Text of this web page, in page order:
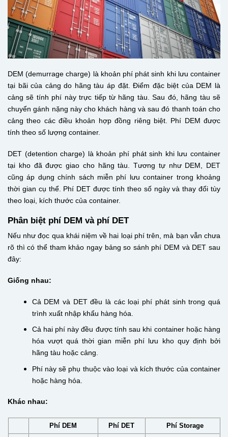
DEM (demurrage charge) là khoản phí phát sinh khi lưu container
tại bãi của cảng do hãng tàu áp đặt. Điểm đặc biệt của DEM là
cảng sẽ tính phí này trực tiếp từ hãng tàu. Sau đó, hãng tàu sẽ
chuyển gánh nặng này cho khách hàng và sau đó thanh toán cho
cảng theo các điều khoản hợp đồng riêng biệt. Phí DEM được
tính theo số lượng container.
DET (detention charge) là khoản phí phát sinh khi lưu container
tại kho đã được giao cho hãng tàu. Tương tự như DEM, DET
cũng áp dụng chính sách miễn phí lưu container trong khoảng
thời gian cụ thể. Phí DET được tính theo số ngày và thay đổi tùy
theo loại, kích thước của container.
Phân biệt phí DEM và phí DET
Nếu như đọc qua khái niệm về hai loại phí trên, mà bạn vẫn chưa
rõ thì có thể tham khảo ngay bảng so sánh phí DEM và DET sau
đây:
Giống nhau:
Cả DEM và DET đều là các loại phí phát sinh trong quá
trình xuất nhập khẩu hàng hóa.
Cả hai phí này đều được tính sau khi container hoặc hàng
hóa vượt quá thời gian miễn phí lưu kho quy định bởi
hãng tàu hoặc cảng.
Phí này sẽ phụ thuộc vào loại và kích thước của container
hoặc hàng hóa.
Khác nhau:
Phí DEM Phí DET Phí Storage